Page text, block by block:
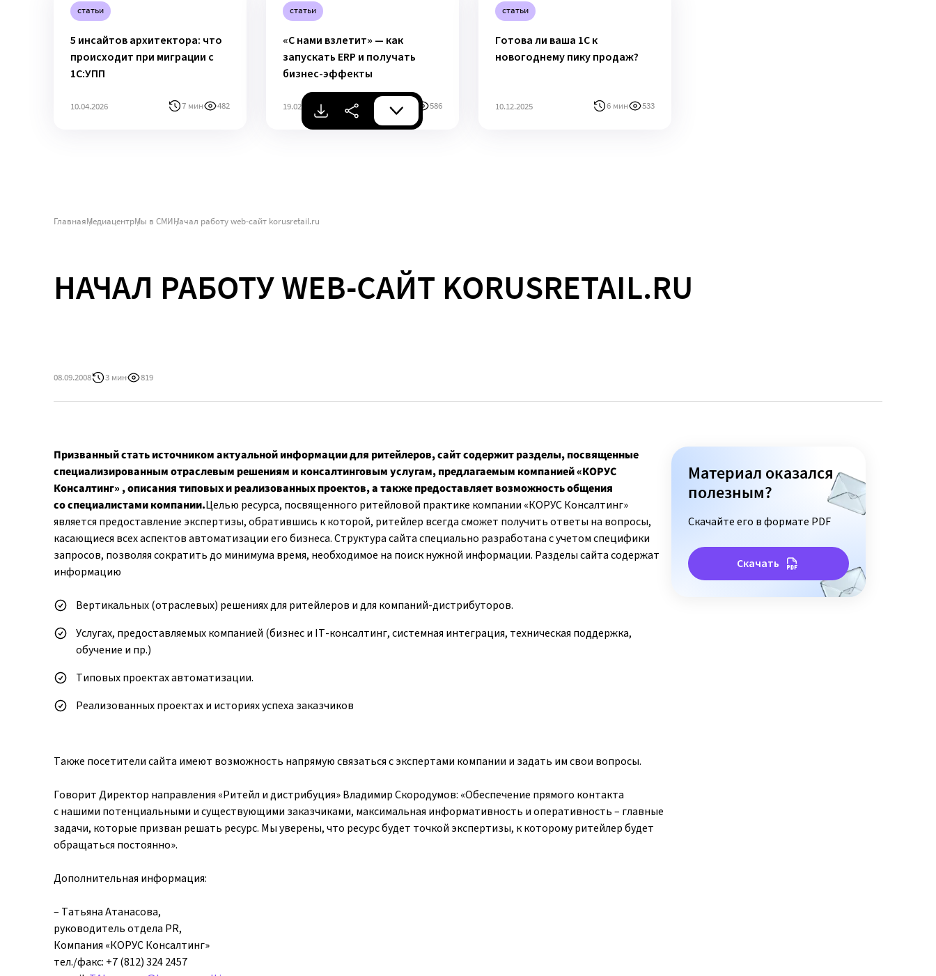
статьи
5 инсайтов архитектора: что
происходит при миграции с
1С:УПП
10.04.2026 7 мин 482
статьи
«С нами взлетит» — как
запускать ERP и получать
бизнес-эффекты
19.02.2026 7 мин 586
статьи
Готова ли ваша 1С к
новогоднему пику продаж?
10.12.2025 6 мин 533
ГлавнаяМедиацентрМы в СМИНачал работу web-сайт korusretail.ru
НАЧАЛ РАБОТУ WEB-САЙТ KORUSRETAIL.RU
08.09.2008 3 мин 819
Призванный стать источником актуальной информации для ритейлеров, сайт содержит разделы, посвященные
специализированным отраслевым решениям и консалтинговым услугам, предлагаемым компанией «КОРУС
Консалтинг» , описания типовых и реализованных проектов, а также предоставляет возможность общения
со специалистами компании.Целью ресурса, посвященного ритейловой практике компании «КОРУС Консалтинг»
является предоставление экспертизы, обратившись к которой, ритейлер всегда сможет получить ответы на вопросы,
касающиеся всех аспектов автоматизации его бизнеса. Структура сайта специально разработана с учетом специфики
запросов, позволяя сократить до минимума время, необходимое на поиск нужной информации. Разделы сайта содержат
информацию
Вертикальных (отраслевых) решениях для ритейлеров и для компаний-дистрибуторов.
Услугах, предоставляемых компанией (бизнес и IT-консалтинг, системная интеграция, техническая поддержка,
обучение и пр.)
Типовых проектах автоматизации.
Реализованных проектах и историях успеха заказчиков
Также посетители сайта имеют возможность напрямую связаться с экспертами компании и задать им свои вопросы.
Говорит Директор направления «Ритейл и дистрибуция» Владимир Скородумов: «Обеспечение прямого контакта
с нашими потенциальными и существующими заказчиками, максимальная информативность и оперативность – главные
задачи, которые призван решать ресурс. Мы уверены, что ресурс будет точкой экспертизы, к которому ритейлер будет
обращаться постоянно».
Дополнительная информация:
– Татьяна Атанасова,
руководитель отдела PR,
Компания «КОРУС Консалтинг»
тел./факс: +7 (812) 324 2457
Материал оказался
полезным?
Скачайте его в формате PDF
Скачать